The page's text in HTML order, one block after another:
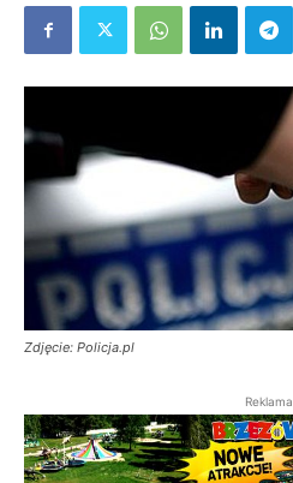
Zdjęcie: Policja.pl
Reklama